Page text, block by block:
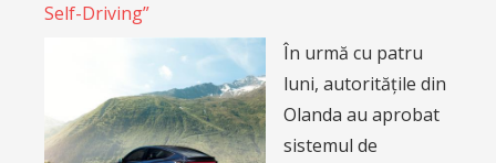
Self-Driving”
În urmă cu patru
luni, autoritățile din
Olanda au aprobat
sistemul de